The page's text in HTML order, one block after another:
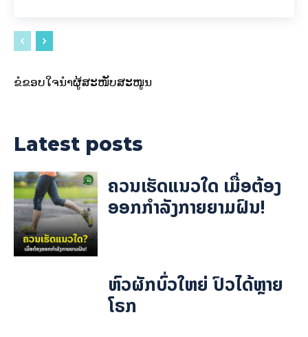
ຂໍຂອບໃຈນຳຜູ້ສະໜັບສະໜູນ
Latest posts
ຄວນເຮັດແນວໃດ ເມື່ອຕ້ອງ
ອອກກຳລັງກາຍຍາມຝົນ!
ຫົວຜັກບົ່ວໃຫຍ່ ປົວໄດ້ຫຼາຍ
ໂຣກ